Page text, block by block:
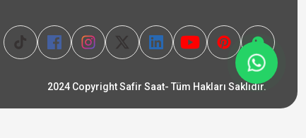
2024 Copyright Safir Saat- Tüm Hakları Saklıdır.